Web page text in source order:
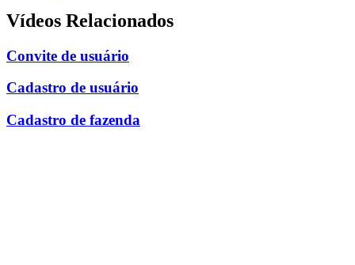
Vídeos Relacionados
Convite de usuário
Cadastro de usuário
Cadastro de fazenda